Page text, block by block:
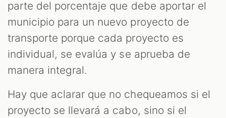
parte del porcentaje que debe aportar el
municipio para un nuevo proyecto de
transporte porque cada proyecto es
individual, se evalúa y se aprueba de
manera integral.
Hay que aclarar que no chequeamos si el
proyecto se llevará a cabo, sino si el